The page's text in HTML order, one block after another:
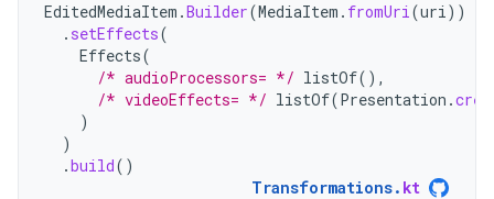
EditedMediaItem .Builder(MediaItem . fromUri(uri))
. setEffects(
Effects(
/* audioProcessors= */ listOf(),
/* videoEffects= */ listOf(Presentation .
)
)
.build()
Transformations. kt